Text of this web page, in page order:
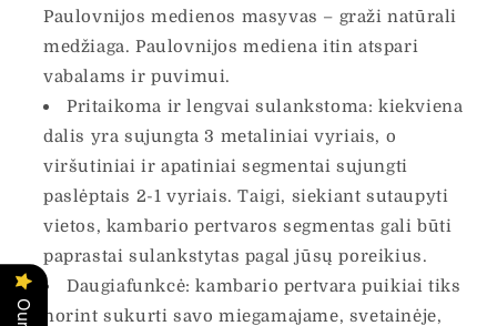
Paulovnijos medienos masyvas – graži natūrali
medžiaga. Paulovnijos mediena itin atspari
vabalams ir puvimui.
Pritaikoma ir lengvai sulankstoma: kiekviena
dalis yra sujungta 3 metaliniai vyriais, o
viršutiniai ir apatiniai segmentai sujungti
paslėptais 2-1 vyriais. Taigi, siekiant sutaupyti
vietos, kambario pertvaros segmentas gali būti
paprastai sulankstytas pagal jūsų poreikius.
Daugiafunkcė: kambario pertvara puikiai tiks
norint sukurti savo miegamajame, svetainėje,